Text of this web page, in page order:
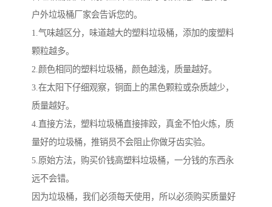
户外垃圾桶厂家会告诉您的。
1.气味越区分，味道越大的塑料垃圾桶，添加的废塑料
颗粒越多。
2.颜色相同的塑料垃圾桶，颜色越浅，质量越好。
3.在太阳下仔细观察，铜面上的黑色颗粒或杂质越少，
质量越好。
4.直接方法，塑料垃圾桶直接摔跤，真金不怕火炼，质
量好的垃圾桶，推销员不会阻止你做牙齿实验。
5.原始方法，购买价钱高塑料垃圾桶，一分钱的东西永
远不会错。
因为垃圾桶，我们必须每天使用，所以必须购买质量好